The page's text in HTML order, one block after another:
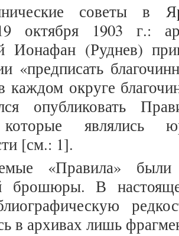
советы в
октября 1903 г.:
Ионафан (Руднев)
«предписать
каждом округе
опубликовать
которые являлись
[см.: 1].
«Правила»
брошюры. В
в архивах лишь